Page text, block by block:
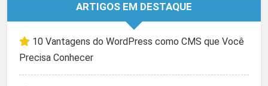
ARTIGOS EM DESTAQUE
10 Vantagens do WordPress como CMS que Você
Precisa Conhecer